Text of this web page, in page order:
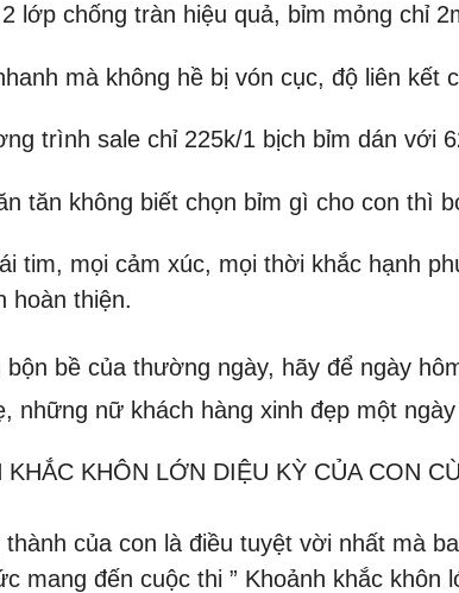
lớp chống tràn hiệu quả, bỉm mỏng chỉ
mà không hề bị vón cục, độ liên kết
trình sale chỉ 225k/1 bịch bỉm dán với
tăn không biết chọn bỉm gì cho con thì
tim, mọi cảm xúc, mọi thời khắc hạnh
hoàn thiện.
bề của thường ngày, hãy để ngày
những nữ khách hàng xinh đẹp một
KHẮC KHÔN LỚN DIỆU KỲ CỦA CON
của con là điều tuyệt vời nhất mà
mang đến cuộc thi ” Khoảnh khắc khôn